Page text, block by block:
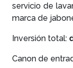
servicio de
marca de
Inversión total:
Canon de